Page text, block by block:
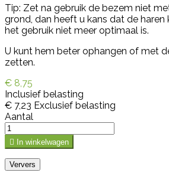
Tip: Zet na gebruik de bezem niet
grond, dan heeft u kans dat de haren
het gebruik niet meer optimaal is.
U kunt hem beter ophangen of met
zetten.
€ 8,75
Inclusief belasting
€ 7,23 Exclusief belasting
Aantal
 In winkelwagen